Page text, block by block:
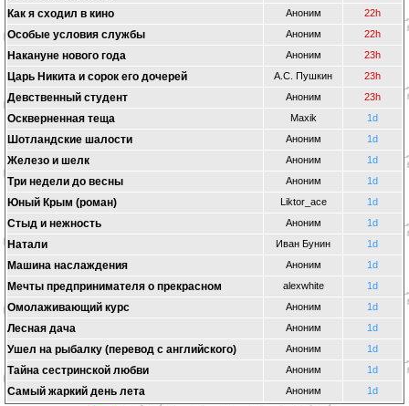
Как я сходил в кино Аноним 22h
Особые условия службы Аноним 22h
Накануне нового года Аноним 23h
Царь Никита и сорок его дочерей А.С. Пушкин 23h
Девственный студент Аноним 23h
Оскверненная теща Maxik 1d
Шотландские шалости Аноним 1d
Железо и шелк Аноним 1d
Три недели до весны Аноним 1d
Юный Крым (роман) Liktor_ace 1d
Стыд и нежность Аноним 1d
Натали Иван Бунин 1d
Машина наслаждения Аноним 1d
Мечты предпринимателя о прекрасном alexwhite 1d
Омолаживающий курс Аноним 1d
Лесная дача Аноним 1d
Ушел на рыбалку (перевод с английского) Аноним 1d
Тайна сестринской любви Аноним 1d
Самый жаркий день лета Аноним 1d